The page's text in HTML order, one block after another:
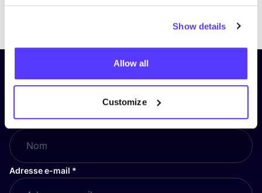
Show details
Allow all
Customize
Inscrivez-vous à notre lettre
d’information et restez informé !
Nom*
Adresse e-mail *